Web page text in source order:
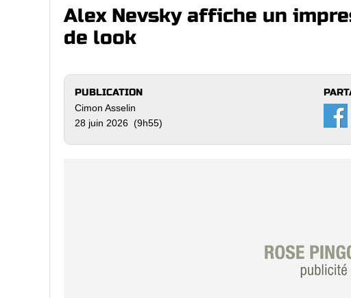
Alex Nevsky affiche un
de look
PUBLICATION
Cimon Asselin
28 juin 2026 (9h55)